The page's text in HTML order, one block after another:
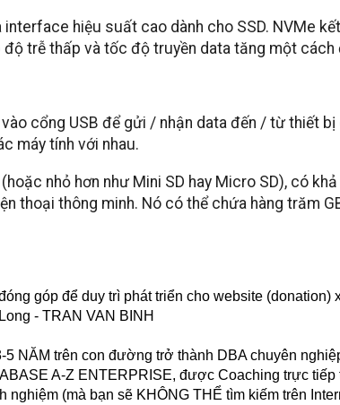
hiệu suất cao dành cho SSD. NVMe
trễ thấp và tốc độ truyền data tăng một cách
cổng USB để gửi / nhận data đến / từ thiết
máy tính với nhau.
nhỏ hơn như Mini SD hay Micro SD), có
thoại thông minh. Nó có thể chứa hàng trăm
góp để duy trì phát triển cho website (donation)
- TRAN VAN BINH
5 NĂM trên con đường trở thành DBA chuyên
A-Z ENTERPRISE, được Coaching trực
nghiệm (mà bạn sẽ KHÔNG THỂ tìm kiếm trên